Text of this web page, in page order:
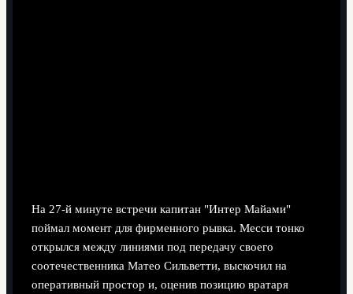
На 27-й минуте встречи капитан "Интер Майами"
поймал момент для фирменного рывка. Месси тонко
открылся между линиями под передачу своего
соотечественника Матео Сильветти, выскочил на
оперативный простор и, оценив позицию вратаря